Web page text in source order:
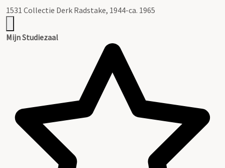
1531 Collectie Derk Radstake, 1944-ca. 1965
Mijn Studiezaal